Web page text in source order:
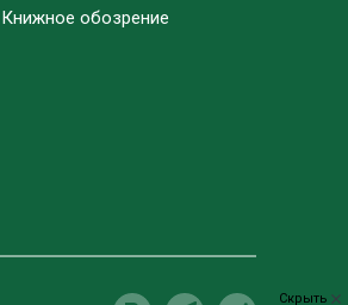
Скрыть
Книжное обозрение